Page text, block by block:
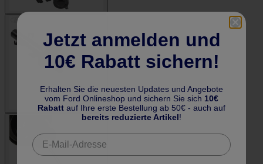
Jetzt anmelden und
10€ Rabatt sichern!
Erhalten Sie die neuesten Updates und Angebote
vom Ford Onlineshop und sichern Sie sich 10€
Rabatt auf Ihre erste Bestellung ab 50€ - auch auf
bereits reduzierte Artikel!